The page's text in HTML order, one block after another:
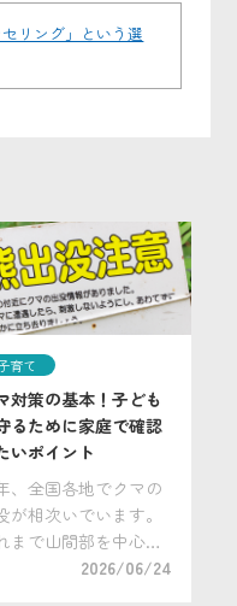
リング」という選
育て
対策の基本！子ども
るために家庭で確認
いポイント
、全国各地でクマの
が相次いでいます。
まで山間部を中心に
息すると考えられてい
2026/06/24